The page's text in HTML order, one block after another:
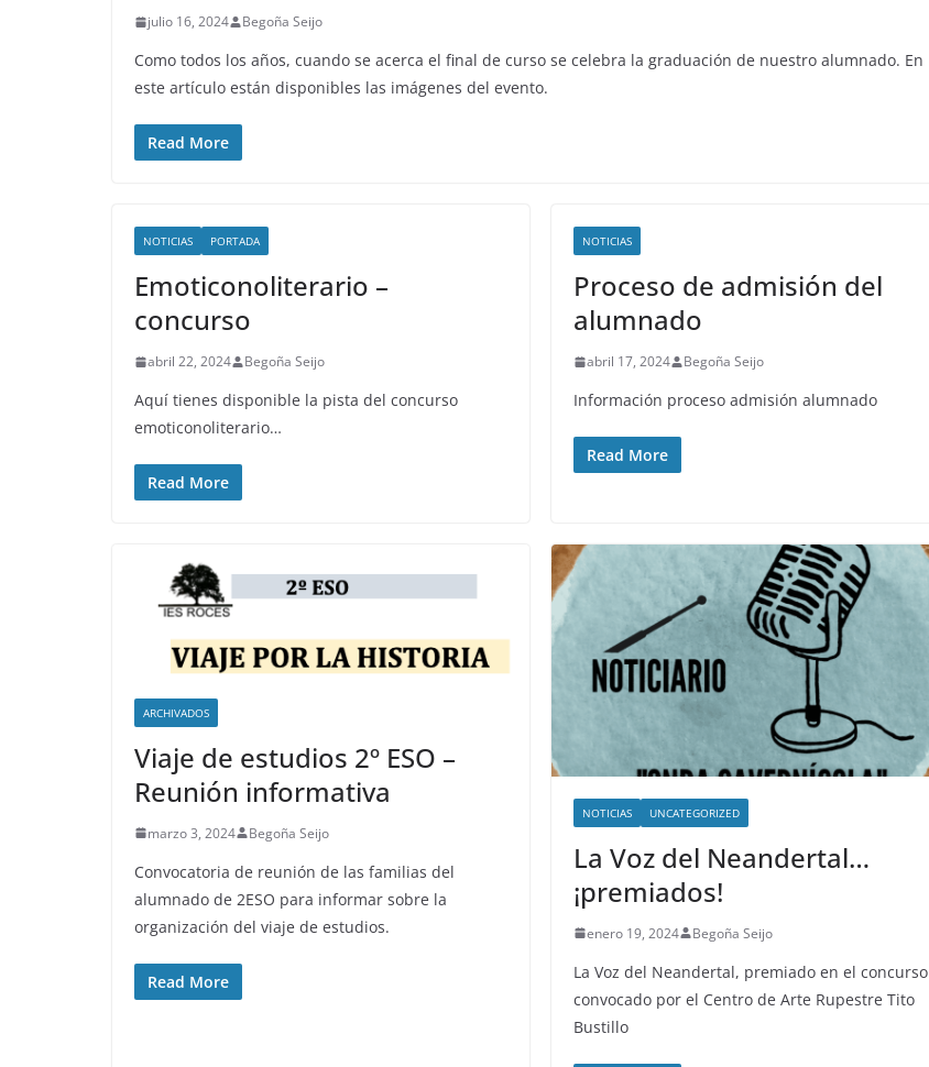
julio 16, 2024 Begoña Seijo
Como todos los años, cuando se acerca el final de curso se celebra la graduación de nuestro alumnado. En
este artículo están disponibles las imágenes del evento.
Read More
NOTICIAS PORTADA
Emoticonoliterario –
concurso
abril 22, 2024 Begoña Seijo
Aquí tienes disponible la pista del concurso
emoticonoliterario…
Read More
NOTICIAS
Proceso de admisión del
alumnado
abril 17, 2024 Begoña Seijo
Información proceso admisión alumnado
Read More
ARCHIVADOS
Viaje de estudios 2º ESO –
Reunión informativa
marzo 3, 2024 Begoña Seijo
Convocatoria de reunión de las familias del
alumnado de 2ESO para informar sobre la
organización del viaje de estudios.
Read More
NOTICIAS UNCATEGORIZED
La Voz del Neandertal…
¡premiados!
enero 19, 2024 Begoña Seijo
La Voz del Neandertal, premiado en el concurso
convocado por el Centro de Arte Rupestre Tito
Bustillo